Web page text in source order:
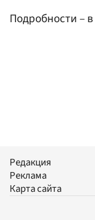
Подробности – в
Редакция
Реклама
Карта сайта